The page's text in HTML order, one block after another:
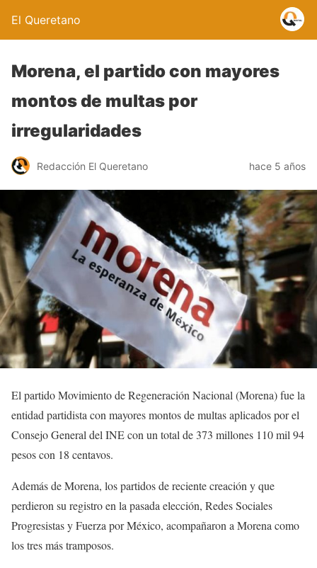
El Queretano
Morena, el partido con mayores
montos de multas por
irregularidades
Redacción El Queretano hace 5 años
El partido Movimiento de Regeneración Nacional (Morena) fue la
entidad partidista con mayores montos de multas aplicados por el
Consejo General del INE con un total de 373 millones 110 mil 94
pesos con 18 centavos.
Además de Morena, los partidos de reciente creación y que
perdieron su registro en la pasada elección, Redes Sociales
Progresistas y Fuerza por México, acompañaron a Morena como
los tres más tramposos.